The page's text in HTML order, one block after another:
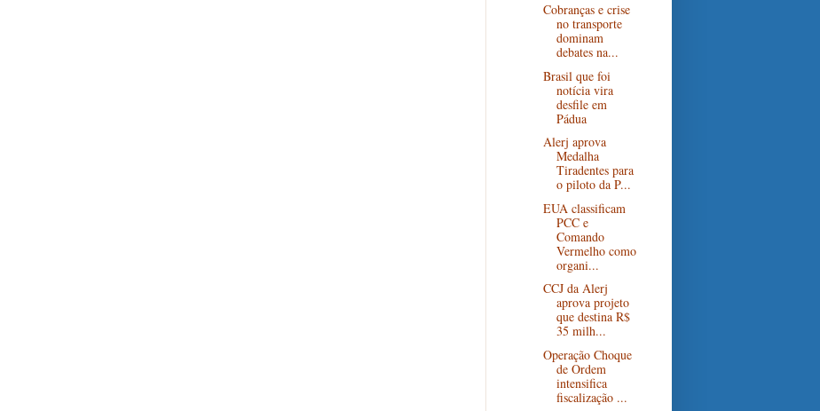
Cobranças e crise
no transporte
dominam
debates na...
Brasil que foi
notícia vira
desfile em
Pádua
Alerj aprova
Medalha
Tiradentes para
o piloto da P...
EUA classificam
PCC e
Comando
Vermelho como
organi...
CCJ da Alerj
aprova projeto
que destina R$
35 milh...
Operação Choque
de Ordem
intensifica
fiscalização ...